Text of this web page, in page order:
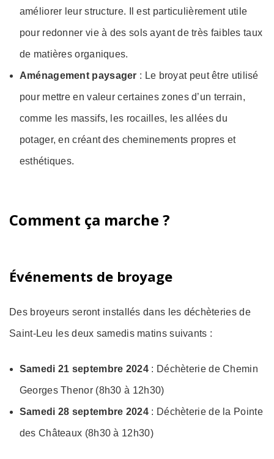
améliorer leur structure. Il est particulièrement utile
pour redonner vie à des sols ayant de très faibles taux
de matières organiques.
Aménagement paysager : Le broyat peut être utilisé
pour mettre en valeur certaines zones d’un terrain,
comme les massifs, les rocailles, les allées du
potager, en créant des cheminements propres et
esthétiques.
Comment ça marche ?
Événements de broyage
Des broyeurs seront installés dans les déchèteries de
Saint-Leu les deux samedis matins suivants :
Samedi 21 septembre 2024 : Déchèterie de Chemin
Georges Thenor (8h30 à 12h30)
Samedi 28 septembre 2024 : Déchèterie de la Pointe
des Châteaux (8h30 à 12h30)